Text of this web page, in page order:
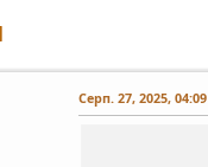
Серп. 27, 2025,